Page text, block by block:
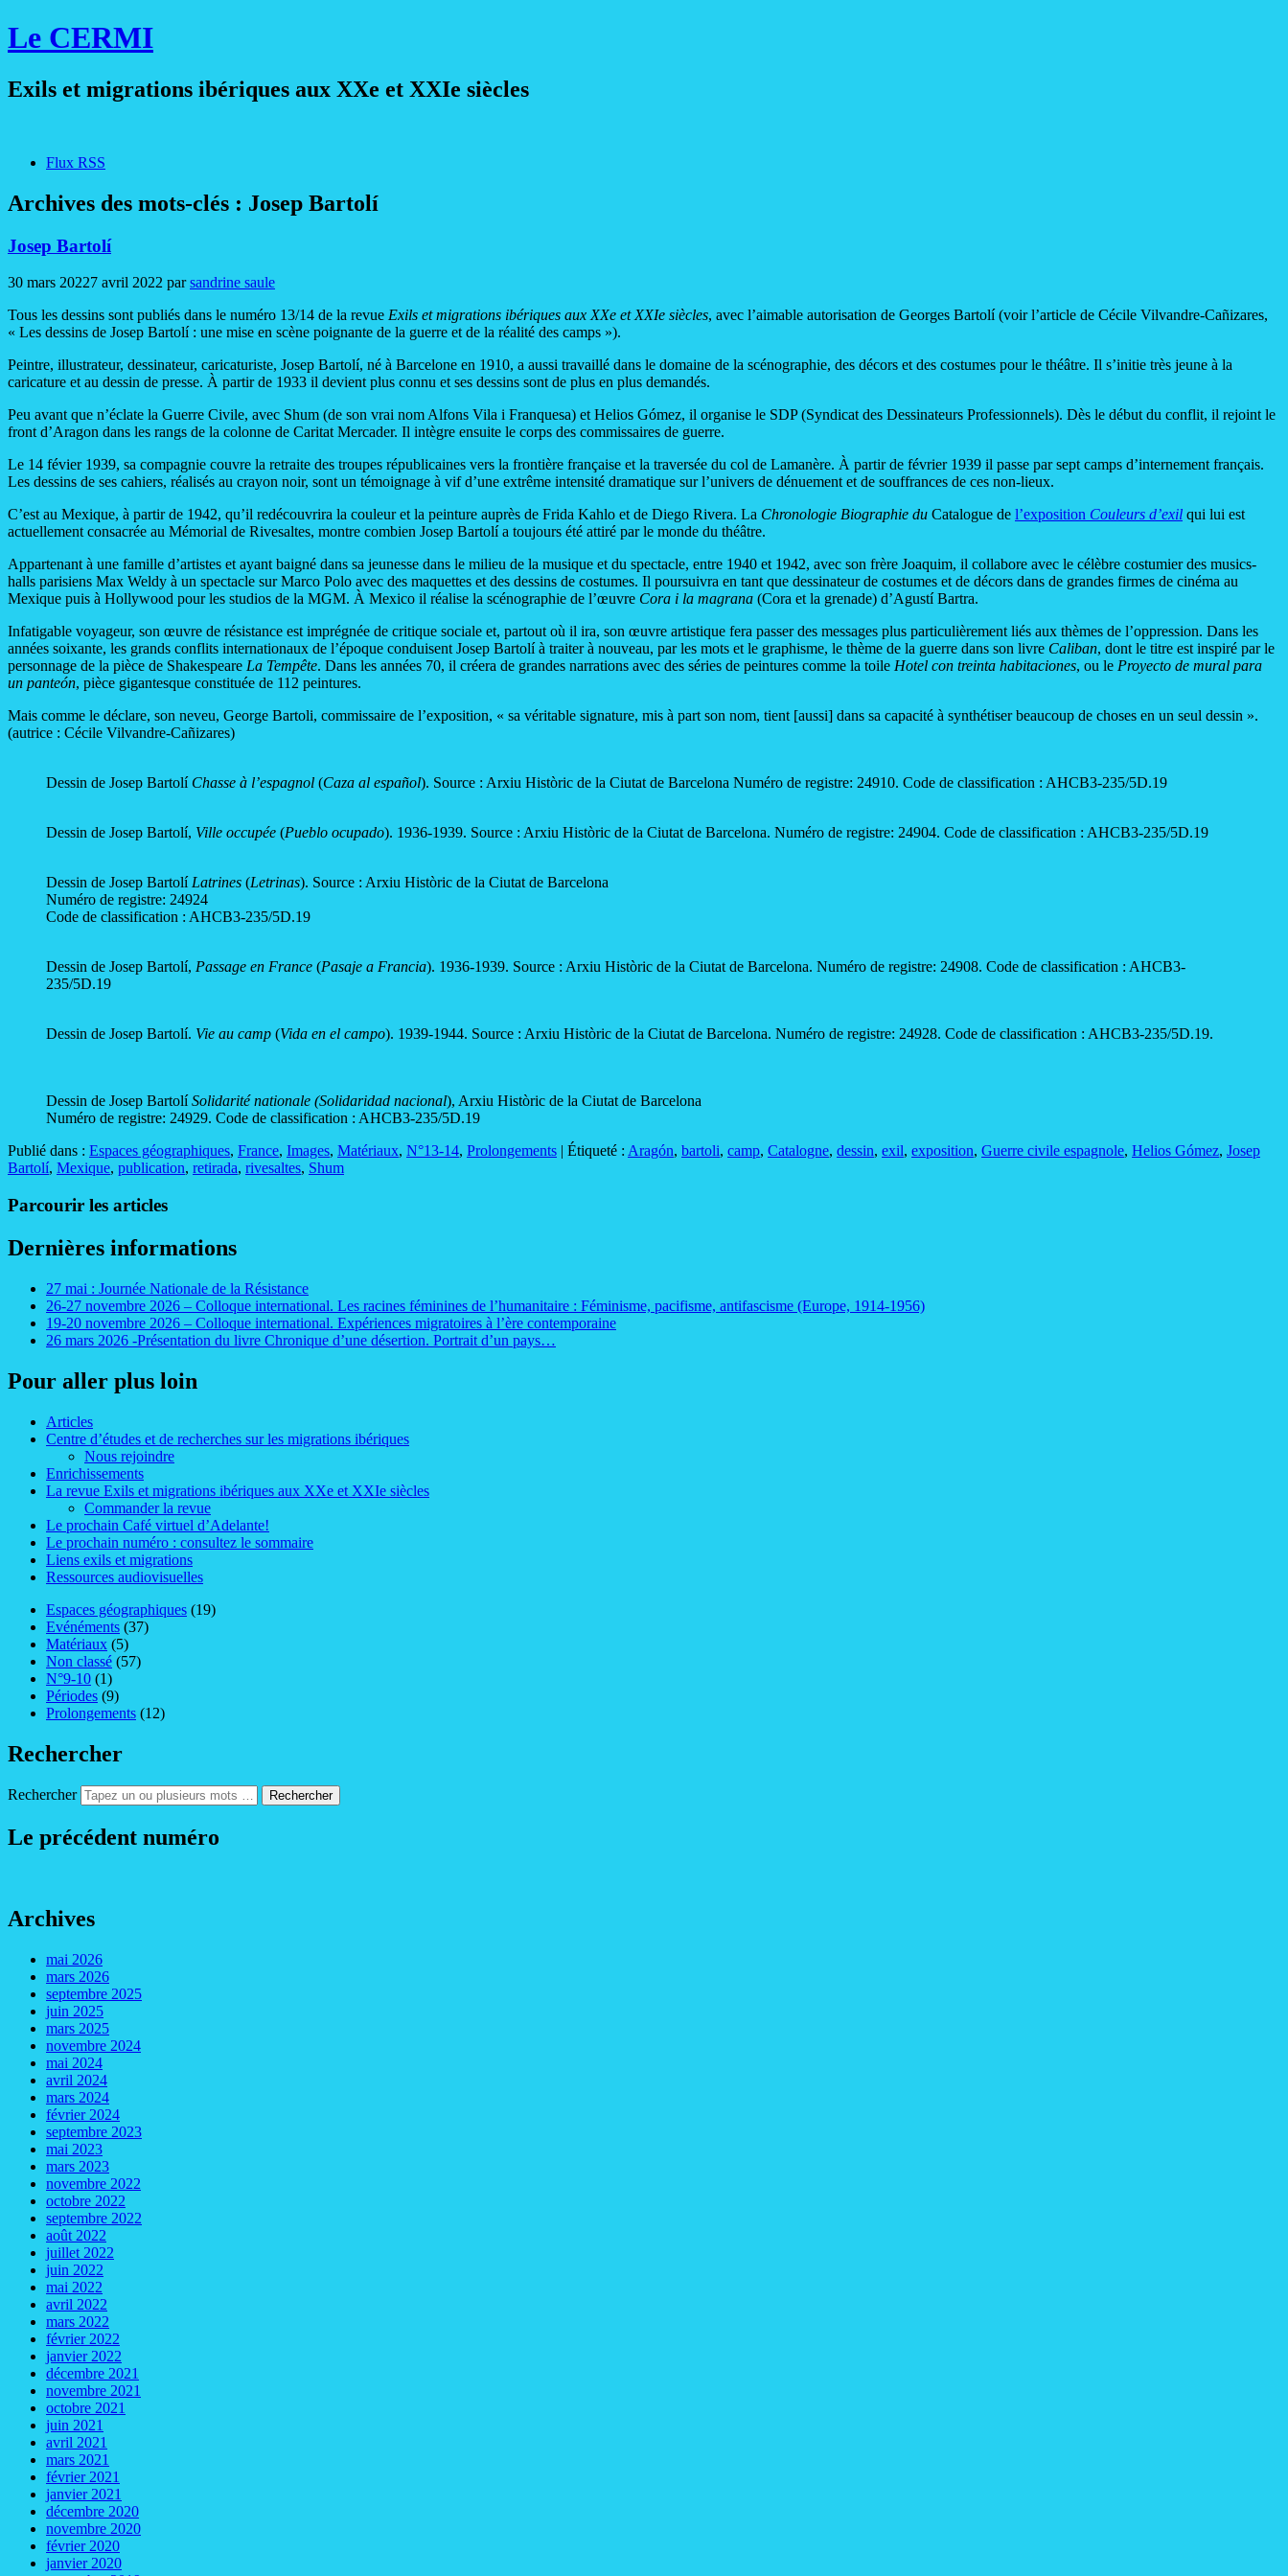
Le CERMI
Exils et migrations ibériques aux XXe et XXIe siècles
Flux RSS
Archives des mots-clés : Josep Bartolí
Josep Bartolí
30 mars 20227 avril 2022 parsandrine saule
Tous les dessins sont publiés dans le numéro 13/14 de la revue Exils et migrations ibériques aux XXe et XXIe siècles, avec l’aimable autorisation de Georges Bartolí (voir l’article de Cécile Vilvandre-Cañizares,
« Les dessins de Josep Bartolí : une mise en scène poignante de la guerre et de la réalité des camps »).
Peintre, illustrateur, dessinateur, caricaturiste, Josep Bartolí, né à Barcelone en 1910, a aussi travaillé dans le domaine de la scénographie, des décors et des costumes pour le théâtre. Il s’initie très jeune à la
caricature et au dessin de presse. À partir de 1933 il devient plus connu et ses dessins sont de plus en plus demandés.
Peu avant que n’éclate la Guerre Civile, avec Shum (de son vrai nom Alfons Vila i Franquesa) et Helios Gómez, il organise le SDP (Syndicat des Dessinateurs Professionnels). Dès le début du conflit, il rejoint le
front d’Aragon dans les rangs de la colonne de Caritat Mercader. Il intègre ensuite le corps des commissaires de guerre.
Le 14 févier 1939, sa compagnie couvre la retraite des troupes républicaines vers la frontière française et la traversée du col de Lamanère. À partir de février 1939 il passe par sept camps d’internement français.
Les dessins de ses cahiers, réalisés au crayon noir, sont un témoignage à vif d’une extrême intensité dramatique sur l’univers de dénuement et de souffrances de ces non-lieux.
C’est au Mexique, à partir de 1942, qu’il redécouvrira la couleur et la peinture auprès de Frida Kahlo et de Diego Rivera. La Chronologie Biographie du Catalogue de l’exposition Couleurs d’exil qui lui est
actuellement consacrée au Mémorial de Rivesaltes, montre combien Josep Bartolí a toujours été attiré par le monde du théâtre.
Appartenant à une famille d’artistes et ayant baigné dans sa jeunesse dans le milieu de la musique et du spectacle, entre 1940 et 1942, avec son frère Joaquim, il collabore avec le célèbre costumier des musics-
halls parisiens Max Weldy à un spectacle sur Marco Polo avec des maquettes et des dessins de costumes. Il poursuivra en tant que dessinateur de costumes et de décors dans de grandes firmes de cinéma au
Mexique puis à Hollywood pour les studios de la MGM. À Mexico il réalise la scénographie de l’œuvre Cora i la magrana (Cora et la grenade) d’Agustí Bartra.
Infatigable voyageur, son œuvre de résistance est imprégnée de critique sociale et, partout où il ira, son œuvre artistique fera passer des messages plus particulièrement liés aux thèmes de l’oppression. Dans les
années soixante, les grands conflits internationaux de l’époque conduisent Josep Bartolí à traiter à nouveau, par les mots et le graphisme, le thème de la guerre dans son livre Caliban, dont le titre est inspiré par le
personnage de la pièce de Shakespeare La Tempête. Dans les années 70, il créera de grandes narrations avec des séries de peintures comme la toile Hotel con treinta habitaciones, ou le Proyecto de mural para
un panteón, pièce gigantesque constituée de 112 peintures.
Mais comme le déclare, son neveu, George Bartoli, commissaire de l’exposition, « sa véritable signature, mis à part son nom, tient [aussi] dans sa capacité à synthétiser beaucoup de choses en un seul dessin ».
(autrice : Cécile Vilvandre-Cañizares)
Dessin de Josep BartolíChasse à l’espagnol (Caza al español). Source : Arxiu Històric de la Ciutat de Barcelona Numéro de registre: 24910. Code de classification : AHCB3-235/5D.19
Dessin de Josep Bartolí, Ville occupée (Pueblo ocupado). 1936-1939. Source : Arxiu Històric de la Ciutat de Barcelona. Numéro de registre: 24904. Code de classification : AHCB3-235/5D.19
Dessin de Josep Bartolí Latrines (Letrinas). Source : Arxiu Històric de la Ciutat de Barcelona
Numéro de registre: 24924
Code de classification : AHCB3-235/5D.19
Dessin de Josep Bartolí, Passage en France (Pasaje a Francia). 1936-1939. Source : Arxiu Històric de la Ciutat de Barcelona. Numéro de registre: 24908. Code de classification : AHCB3-
235/5D.19
Dessin de Josep Bartolí. Vie au camp (Vida en el campo). 1939-1944. Source : Arxiu Històric de la Ciutat de Barcelona. Numéro de registre: 24928. Code de classification : AHCB3-235/5D.19.
Dessin de Josep BartolíSolidarité nationale (Solidaridad nacional), Arxiu Històric de la Ciutat de Barcelona
Numéro de registre: 24929. Code de classification : AHCB3-235/5D.19
Publié dans : Espaces géographiques, France, Images, Matériaux, N°13-14, Prolongements | Étiqueté : Aragón, bartoli, camp, Catalogne, dessin, exil, exposition, Guerre civile espagnole, Helios Gómez, Josep
Bartolí, Mexique, publication, retirada, rivesaltes, Shum
Parcourir les articles
Dernières informations
27 mai : Journée Nationale de la Résistance
26-27 novembre 2026 – Colloque international. Les racines féminines de l’humanitaire : Féminisme, pacifisme, antifascisme (Europe, 1914-1956)
19-20 novembre 2026 – Colloque international. Expériences migratoires à l’ère contemporaine
26 mars 2026 -Présentation du livre Chronique d’une désertion. Portrait d’un pays…
Pour aller plus loin
Articles
Centre d’études et de recherches sur les migrations ibériques
Nous rejoindre
Enrichissements
La revue Exils et migrations ibériques aux XXe et XXIe siècles
Commander la revue
Le prochain Café virtuel d’Adelante!
Le prochain numéro : consultez le sommaire
Liens exils et migrations
Ressources audiovisuelles
Espaces géographiques (19)
Evénéments (37)
Matériaux (5)
Non classé (57)
N°9-10 (1)
Périodes (9)
Prolongements (12)
Rechercher
Rechercher
Le précédent numéro
Archives
mai 2026
mars 2026
septembre 2025
juin 2025
mars 2025
novembre 2024
mai 2024
avril 2024
mars 2024
février 2024
septembre 2023
mai 2023
mars 2023
novembre 2022
octobre 2022
septembre 2022
août 2022
juillet 2022
juin 2022
mai 2022
avril 2022
mars 2022
février 2022
janvier 2022
décembre 2021
novembre 2021
octobre 2021
juin 2021
avril 2021
mars 2021
février 2021
janvier 2021
décembre 2020
novembre 2020
février 2020
janvier 2020